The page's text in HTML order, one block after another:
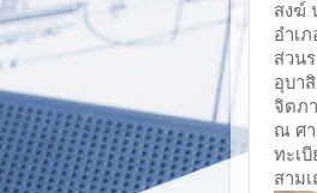
สงฆ์
อำเ
ส่วน
อุบา
จิตภ
ณ ศา
ทะเ
สาม